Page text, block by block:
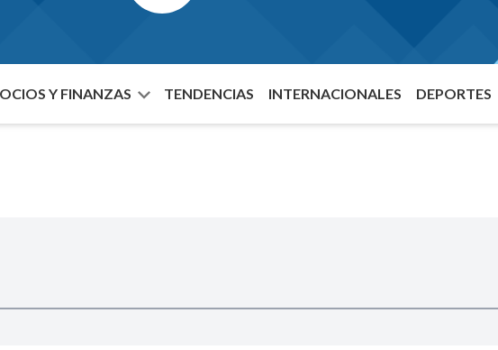
Y FINANZAS TENDENCIAS INTERNACIONALES DEPORTES